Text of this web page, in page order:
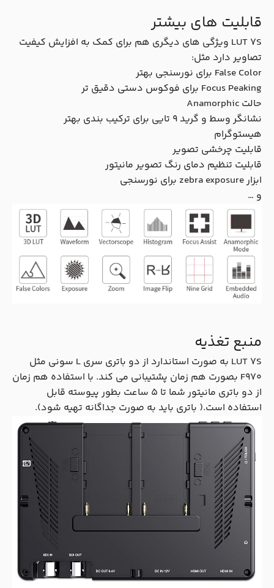
قابلیت های بیشتر
LUT 7S ویژگی های دیگری هم برای کمک به افزایش کیفیت
تصاویر دارد مثل:
False Color برای نورسنجی بهتر
Focus Peaking برای فوکوس دستی دقیق تر
حالت Anamorphic
نشانگر وسط و گرید 9 تایی برای ترکیب بندی بهتر
هیستوگرام
قابلیت چرخشی تصویر
قابلیت تنظیم دمای رنگ تصویر مانیتور
ابزار zebra exposure برای نورسنجی
و …
منبع تغذیه
LUT 7S به صورت استاندارد از دو باتری سری L سونی مثل
F970 بصورت هم زمان پشتیبانی می کند. با استفاده هم زمان
از دو باتری مانیتور شما تا 5 ساعت بطور پیوسته قابل
استفاده است.( باتری باید به صورت جداگانه تهیه شود).